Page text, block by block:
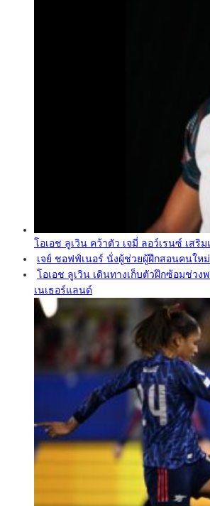
โอเอช ลูเวิน คว้าตัว เจมี่ ลอว์เรนซ์ เสริ
เจย์ ชอฟฟ์เนอร์ นั่งผู้ช่วยผู้ฝึกสอนคนให
โอเอช ลูเวิน เดินทางเก็บตัวฝึกซ้อมช่ว
เนเธอร์แลนด์